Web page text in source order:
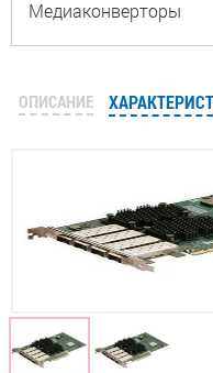
Медиаконверторы
ОПИСАНИЕ